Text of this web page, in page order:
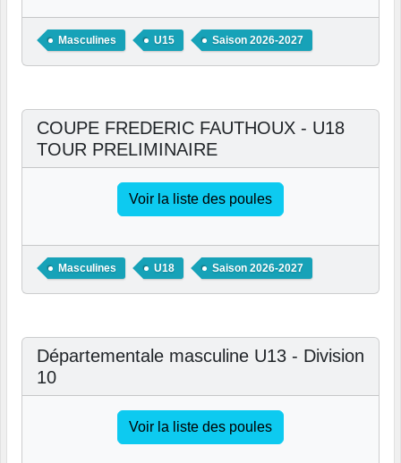
Masculines U15 Saison 2026-2027
COUPE FREDERIC FAUTHOUX - U18
TOUR PRELIMINAIRE
Voir la liste des poules
Masculines U18 Saison 2026-2027
Départementale masculine U13 - Division
10
Voir la liste des poules